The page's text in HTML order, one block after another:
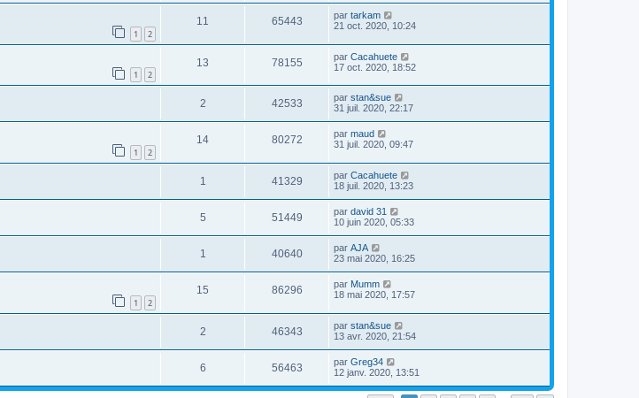
1 2
11 65443 par tarkam
21 oct. 2020, 10:24
1 2
13 78155 par Cacahuete
17 oct. 2020, 18:52
2 42533 par stan&sue
31 juil. 2020, 22:17
1 2
14 80272 par maud
31 juil. 2020, 09:47
1 41329 par Cacahuete
18 juil. 2020, 13:23
5 51449 par david 31
10 juin 2020, 05:33
1 40640 par AJA
23 mai 2020, 16:25
1 2
15 86296 par Mumm
18 mai 2020, 17:57
2 46343 par stan&sue
13 avr. 2020, 21:54
6 56463 par Greg34
12 janv. 2020, 13:51